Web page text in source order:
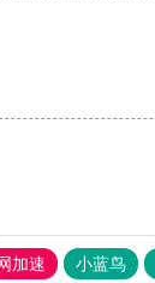
加速 小蓝鸟